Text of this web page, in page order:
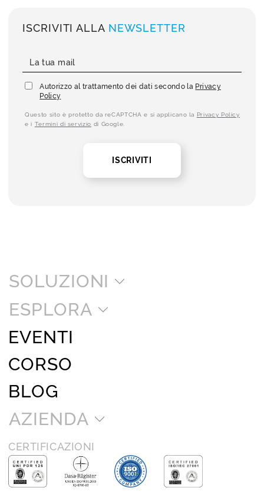
ISCRIVITI ALLA NEWSLETTER
Autorizzo al trattamento dei dati secondo la Privacy
Policy
Questo sito è protetto da reCAPTCHA e si applicano la Privacy Policy
e i Termini di servizio di Google.
ISCRIVITI
SOLUZIONI
ESPLORA
EVENTI
CORSO
BLOG
AZIENDA
CERTIFICAZIONI